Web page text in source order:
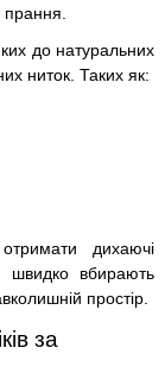
прання.
до натуральних
ниток. Таких як:
дихаючі
швидко вбирають
простір.
за